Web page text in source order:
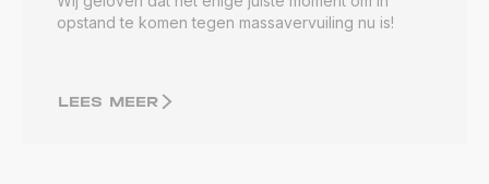
opstand te komen tegen massavervuiling nu is!
LEES MEER